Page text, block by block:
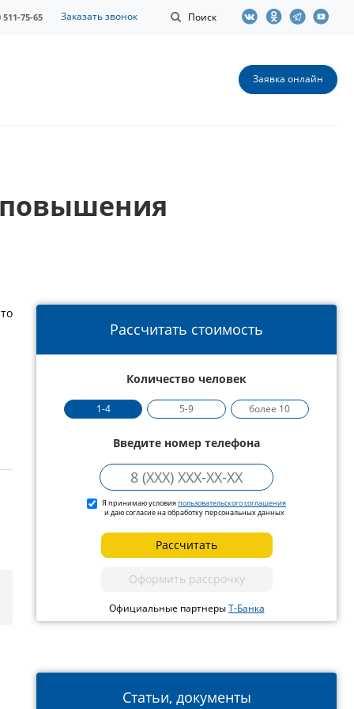
Поиск
511-75-65 Заказать звонок
Заявка онлайн
повышения
Рассчитать стоимость
Количество человек
1-4 5-9 более 10
Введите номер телефона
Я принимаю условияпользовательского соглашения
и даю согласие на обработку персональных данных
Рассчитать
Оформить рассрочку
Официальные партнерыТ-Банка
Статьи, документы